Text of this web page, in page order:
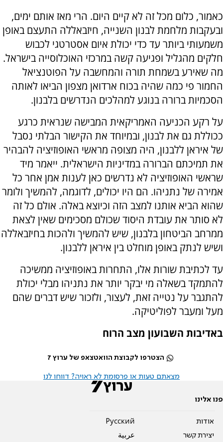
כאמור, כלום מכל זה לא קיים היום. הרי מאז אותם ימים,
ובעקבות מלחמת לבנון השנייה, חיזבאללה התעצם באופן
משמעותי ביותר עד כדי יכולת איום אסטרטגי לכבוש
חלקים מהגליל ופגיעה קשה במרכזי האוכלוסייה בישראל.
מה שאירע בשמחת תורה והמחשבה על הפוטנציאל
החמור פי כמה שהיה בכוח ארדואן מצפון הביאו לאותה
הסכמיות ברורה בנוגע למהלכים הנדרשים בלבנון.
על רקע הכניעה האמריקאית המבישה שנראית כרגע
ככוללת גם את לבנון, ובמיוחד את הקישור הבלתי נסבל
של איראן ללבנון, היה מצופה מראשי האופוזיציה להבהיר
את תמיכתם הברורה במדיניות הישראלית. ייאמר מיד
שראשי האופוזיציה לא נדרשים כאן לענות אמן אחר כל
אמירה של נתניהו. הם היו יכולים, לדוגמה, להמשיך ולומר
שהוא הביא אותנו למצב הזה וכיוצא באלה. אולם כל זה
לא סותר את עובדת היסוד שכולם מסכימים שאין לצאת
ממרחב הביטחון בלבנון, שיש להמשיך ולהכות בחיזבאללה
ושיש לנתק באופן מוחלט בין איראן ללבנון.
עד לכתיבת שורות אלו, התחרות באופוזיציה ממשיכה
להתמקד בשאלה מי יבקר יותר את נתניהו מבלי יכולת
להתגבר על נטייה זאת, לעצור, ולזכור שיש דברים שהם
מעל ומעבר לפוליטיקה.
באדיבות השבועון מצב הרוח
הצטרפו לקבוצת הוואטצאפ של ערוץ 7
מצאתם טעות או פרסומת לא ראויה? דווחו לנו
פנו אלינו
אודות
יצירת קשר
Pусский
عربية